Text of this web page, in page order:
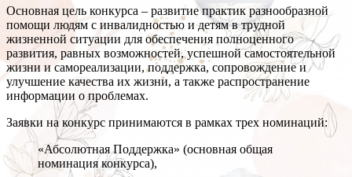
Основная цель конкурса – развитие практик разнообразной
помощи людям с инвалидностью и детям в трудной
жизненной ситуации для обеспечения полноценного
развития, равных возможностей, успешной самостоятельной
жизни и самореализации, поддержка, сопровождение и
улучшение качества их жизни, а также распространение
информации о проблемах.
Заявки на конкурс принимаются в рамках трех номинаций:
«Абсолютная Поддержка» (основная общая
номинация конкурса),